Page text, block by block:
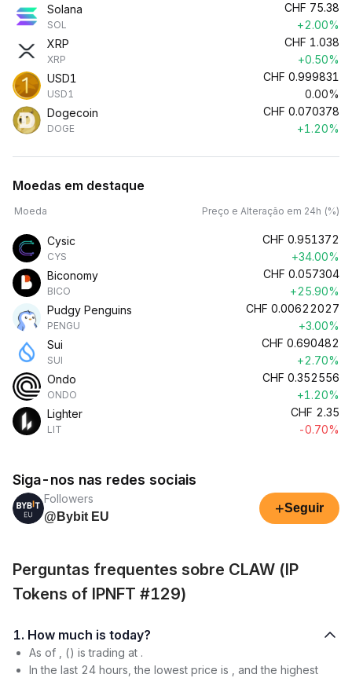
Solana
SOL
CHF 75.38
+2.00%
XRP
XRP
CHF 1.038
+0.50%
USD1
USD1
CHF 0.999831
0.00%
Dogecoin
DOGE
CHF 0.070378
+1.20%
Moedas em destaque
Moeda Preço e Alteração em 24h (%)
Cysic
CYS
CHF 0.951372
+34.00%
Biconomy
BICO
CHF 0.057304
+25.90%
Pudgy Penguins
PENGU
CHF 0.00622027
+3.00%
Sui
SUI
CHF 0.690482
+2.70%
Ondo
ONDO
CHF 0.352556
+1.20%
Lighter
LIT
CHF 2.35
-0.70%
Siga-nos nas redes sociais
Followers
@Bybit EU
+Seguir
Perguntas frequentes sobre CLAW (IP
Tokens of IPNFT #129)
1. How much is today?
As of , () is trading at .
In the last 24 hours, the lowest price is , and the highest